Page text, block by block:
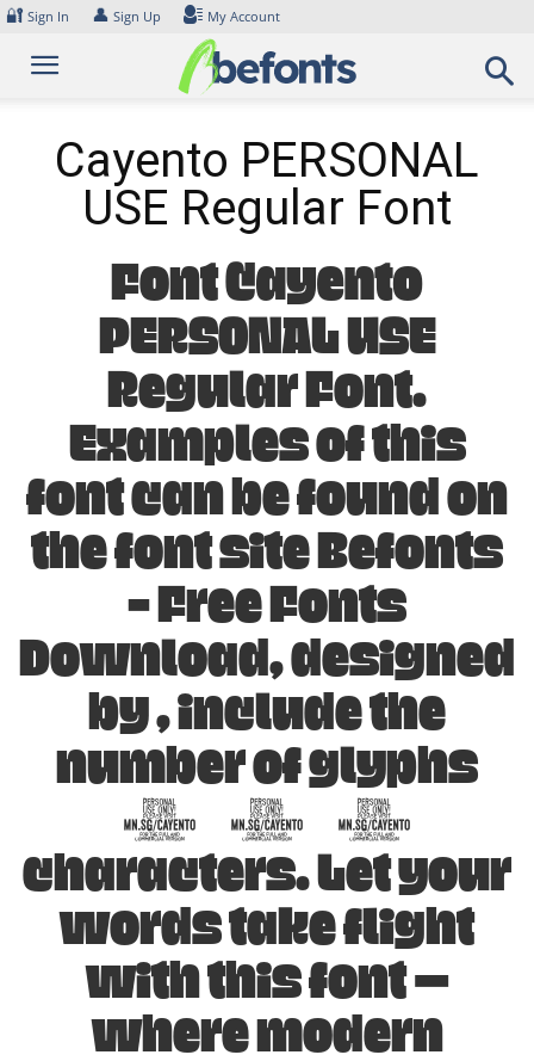
Skip
content
🔐 Sign In 👤 Sign Up My Account
Cayento PERSONAL
USE Regular Font
Font Cayento
PERSONAL USE
Regular Font.
Examples of this
font can be found on
the font site Befonts
– Free Fonts
Download, designed
by , include the
number of glyphs
836
characters. Let your
words take flight
with this font —
where modern